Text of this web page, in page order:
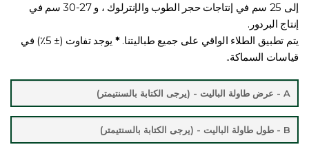
إلى 25 سم في إنتاجات حجر الطوب والإنترلوك ، و 27-30 سم في
إنتاج البردور.
يتم تطبيق الطلاء الواقي على جميع طباليتنا. *
يوجد تفاوت (± 5٪) في
قياسات السماكة..